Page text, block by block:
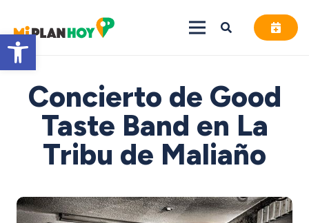
Abrir barra de herramientas
Concierto de Good
Taste Band en La
Tribu de Maliaño